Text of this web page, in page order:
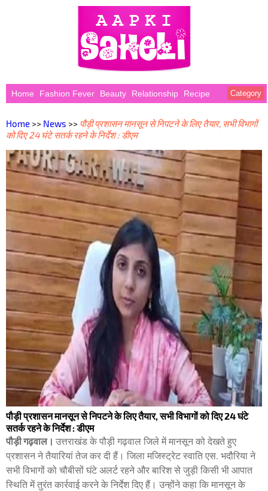
Home Fashion Fever Beauty Relationship Recipe Category
Home >> News >> पौड़ी प्रशासन मानसून से निपटने के लिए तैयार, सभी विभागों
को दिए 24 घंटे सतर्क रहने के निर्देश : डीएम
पौड़ी प्रशासन मानसून से निपटने के लिए तैयार, सभी विभागों को दिए 24 घंटे
सतर्क रहने के निर्देश : डीएम
पौड़ी गढ़वाल। उत्तराखंड के पौड़ी गढ़वाल जिले में मानसून को देखते हुए
प्रशासन ने तैयारियां तेज कर दी हैं। जिला मजिस्ट्रेट स्वाति एस. भदौरिया ने
सभी विभागों को चौबीसों घंटे अलर्ट रहने और बारिश से जुड़ी किसी भी आपात
स्थिति में तुरंत कार्रवाई करने के निर्देश दिए हैं। उन्होंने कहा कि मानसून के